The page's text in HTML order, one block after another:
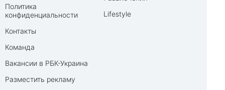
Политика
конфиденциальности
Контакты
Команда
Вакансии в РБК-Украина
Разместить рекламу
Lifestyle